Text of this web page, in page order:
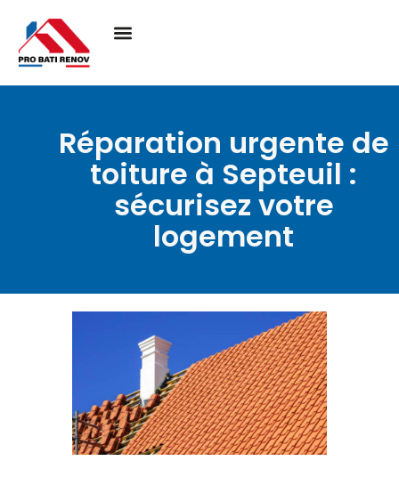
Réparation urgente de
toiture à Septeuil :
sécurisez votre
logement